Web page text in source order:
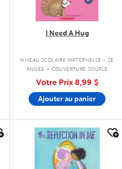
I Need A Hug
NIVEAU SCOLAIRE MATERNELLE - 2E
ANNÉE . COUVERTURE SOUPLE
Votre Prix 8,99 $
Ajouter au panier
quick look